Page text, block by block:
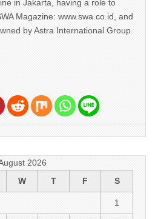
in Jakarta, having a role to
Magazine: www.swa.co.id, and
by Astra International Group.
2026
W T F S
1